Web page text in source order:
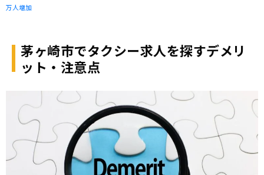
万人増加
茅ヶ崎市でタクシー求人を探すデメリ
ット・注意点